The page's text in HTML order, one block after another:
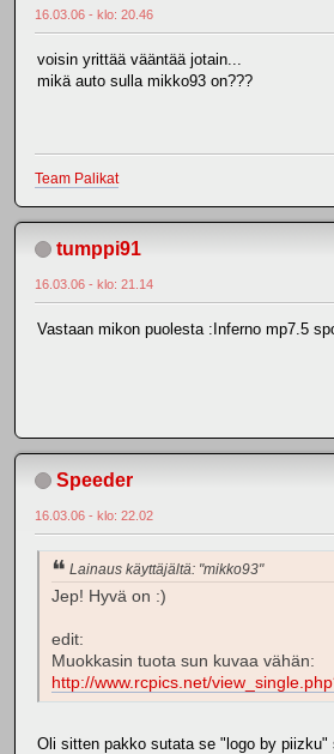
16.03.06 - klo: 20.46
voisin yrittää vääntää jotain...
mikä auto sulla mikko93 on???
Team Palikat
tumppi91
16.03.06 - klo: 21.14
Vastaan mikon puolesta :Inferno mp7.5
Speeder
16.03.06 - klo: 22.02
Lainaus käyttäjältä: "mikko93"
Jep! Hyvä on :)
edit:
Muokkasin tuota sun kuvaa vähän:
http://www.rcpics.net/
Oli sitten pakko sutata se "logo by piizku"